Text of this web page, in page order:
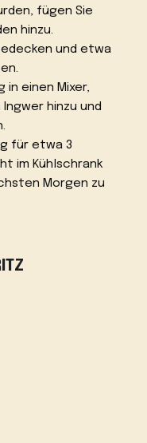
fügen Sie
hinzu.
und etwa
in einen Mixer,
hinzu und
für etwa 3
im Kühlschrank
Morgen zu